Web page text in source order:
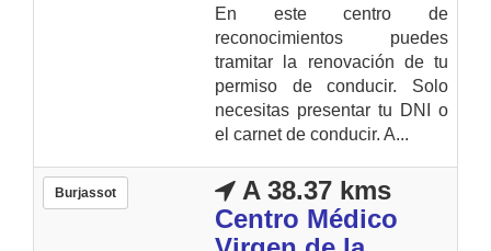
En este centro de
reconocimientos puedes
tramitar la renovación de tu
permiso de conducir. Solo
necesitas presentar tu DNI o
el carnet de conducir. A...
Burjassot
A 38.37 kms
Centro Médico